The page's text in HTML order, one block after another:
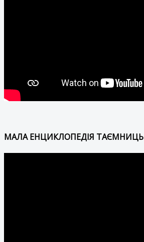
МАЛА ЕНЦИКЛОПЕДІЯ ТАЄМНИЦЬ